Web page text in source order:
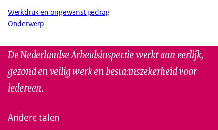
Werkdruk en ongewenst gedrag
Onderwerp
De Nederlandse Arbeidsinspectie werkt aan eerlijk,
gezond en veilig werk en bestaanszekerheid voor
iedereen.
Andere talen